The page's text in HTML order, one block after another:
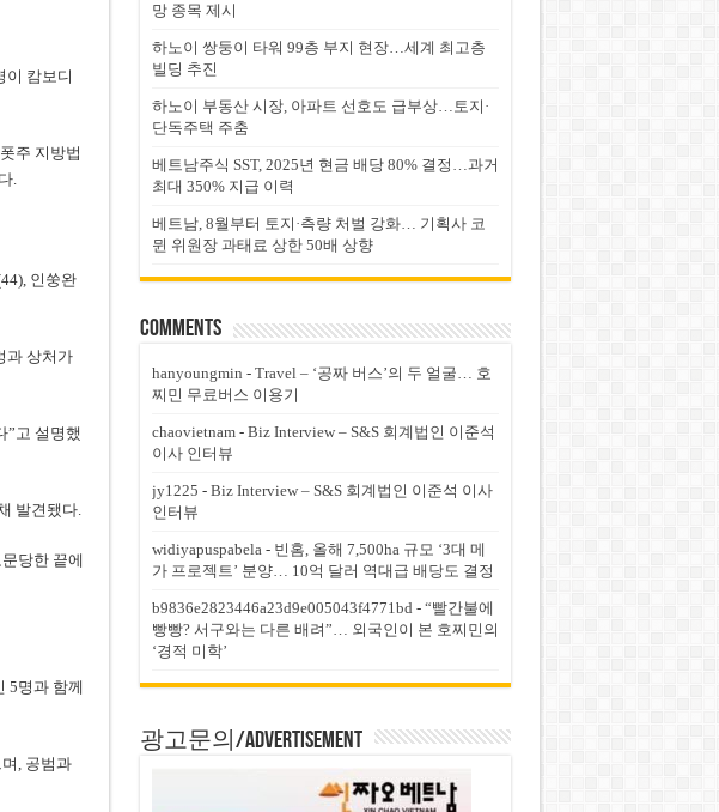
이 캄보디
주 지방법
.
인쑹완
과 상처가
”고 설명했
발견됐다.
당한 끝에
5명과 함께
, 공범과
망 종목 제시
하노이 쌍둥이 타워 99층 부지 현장…세계 최고층
빌딩 추진
하노이 부동산 시장, 아파트 선호도 급부상…토지·
단독주택 주춤
베트남주식 SST, 2025년 현금 배당 80% 결정…과거
최대 350% 지급 이력
베트남, 8월부터 토지·측량 처벌 강화… 기획사 코
뮌 위원장 과태료 상한 50배 상향
Comments
hanyoungmin - Travel – ‘공짜 버스’의 두 얼굴… 호
찌민 무료버스 이용기
chaovietnam- Biz Interview – S&S 회계법인 이준석
이사 인터뷰
jy1225 - Biz Interview – S&S 회계법인 이준석 이사
인터뷰
widiyapuspabela- 빈홈, 올해 7,500ha 규모 ‘3대 메
가 프로젝트’ 분양… 10억 달러 역대급 배당도 결정
b9836e2823446a23d9e005043f4771bd- “빨간불에
빵빵? 서구와는 다른 배려”… 외국인이 본 호찌민의
‘경적 미학’
광고문의/Advertisement